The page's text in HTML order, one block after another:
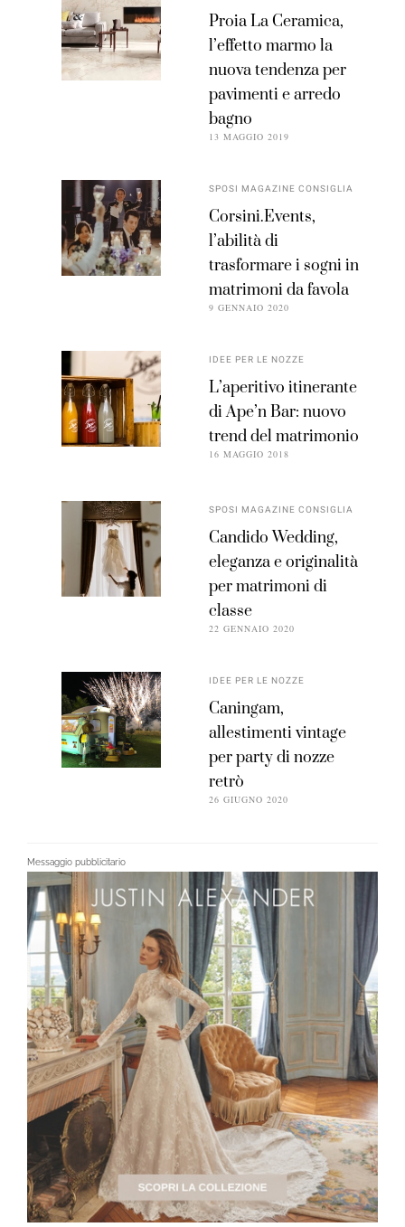
Proia La Ceramica,
l’effetto marmo la
nuova tendenza per
pavimenti e arredo
bagno
13 MAGGIO 2019
SPOSI MAGAZINE CONSIGLIA
Corsini.Events,
l’abilità di
trasformare i sogni in
matrimoni da favola
9 GENNAIO 2020
IDEE PER LE NOZZE
L’aperitivo itinerante
di Ape’n Bar: nuovo
trend del matrimonio
16 MAGGIO 2018
SPOSI MAGAZINE CONSIGLIA
Candido Wedding,
eleganza e originalità
per matrimoni di
classe
22 GENNAIO 2020
IDEE PER LE NOZZE
Caningam,
allestimenti vintage
per party di nozze
retrò
26 GIUGNO 2020
Messaggio pubblicitario